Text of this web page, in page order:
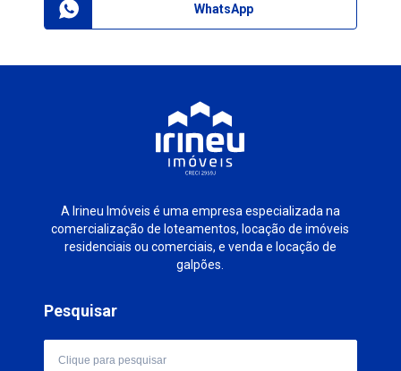
WhatsApp
A Irineu Imóveis é uma empresa especializada na
comercialização de loteamentos, locação de imóveis
residenciais ou comerciais, e venda e locação de
galpões.
Pesquisar